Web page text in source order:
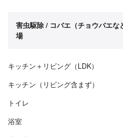
害虫駆除 / コバエ（チョウバエ
場
キッチン＋リビング（LDK）
キッチン（リビング含まず）
トイレ
浴室